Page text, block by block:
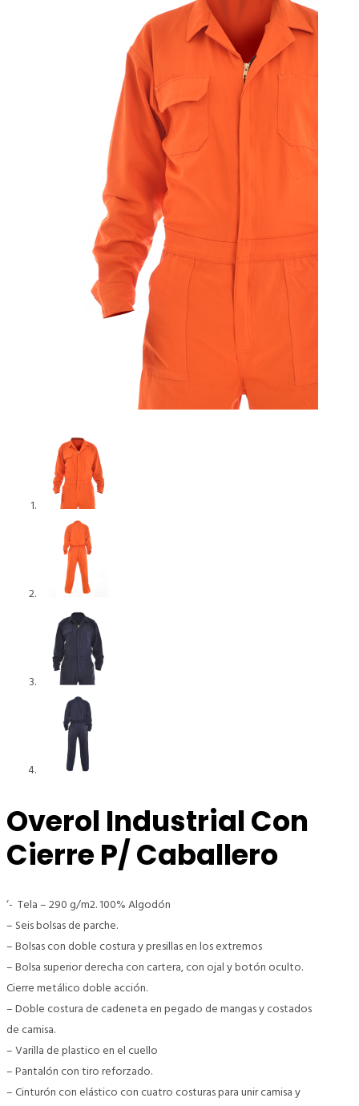
Overol Industrial Con
Cierre P/ Caballero
‘- Tela – 290 g/m2. 100% Algodón
– Seis bolsas de parche.
– Bolsas con doble costura y presillas en los extremos
– Bolsa superior derecha con cartera, con ojal y botón oculto.
Cierre metálico doble acción.
– Doble costura de cadeneta en pegado de mangas y costados
de camisa.
– Varilla de plastico en el cuello
– Pantalón con tiro reforzado.
– Cinturón con elástico con cuatro costuras para unir camisa y